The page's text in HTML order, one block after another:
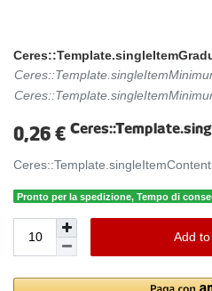
0,26 €
Ceres::Template.singleItemContent
Pronto per la spedizione, Tempo di
Add